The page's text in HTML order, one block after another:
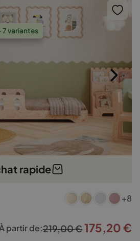
7 variantes
rapide
+8
partir de:219,00€Le
175,20€